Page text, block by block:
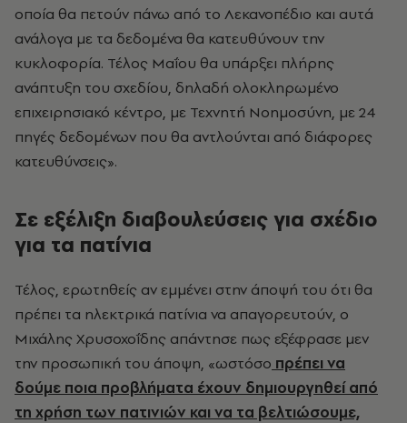
οποία θα πετούν πάνω από το Λεκανοπέδιο και αυτά
ανάλογα με τα δεδομένα θα κατευθύνουν την
κυκλοφορία. Τέλος Μαΐου θα υπάρξει πλήρης
ανάπτυξη του σχεδίου, δηλαδή ολοκληρωμένο
επιχειρησιακό κέντρο, με Τεχνητή Νοημοσύνη, με 24
πηγές δεδομένων που θα αντλούνται από διάφορες
κατευθύνσεις».
Σε εξέλιξη διαβουλεύσεις για σχέδιο
για τα πατίνια
Τέλος, ερωτηθείς αν εμμένει στην άποψή του ότι θα
πρέπει τα ηλεκτρικά πατίνια να απαγορευτούν, ο
Μιχάλης Χρυσοχοΐδης απάντησε πως εξέφρασε μεν
την προσωπική του άποψη, «ωστόσο πρέπει να
δούμε ποια προβλήματα έχουν δημιουργηθεί από
τη χρήση των πατινιών και να τα βελτιώσουμε,